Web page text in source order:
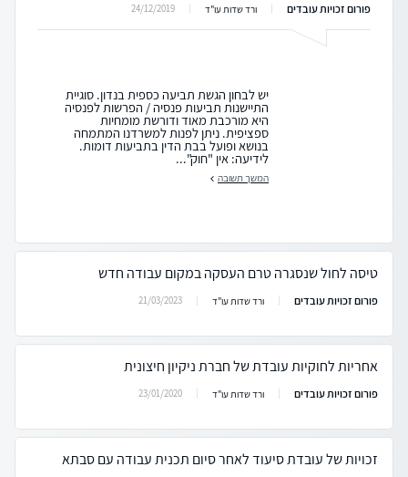
פורום זכויות עובדים ורד שדות עו"ד 24/12/2019
יש לבחון הגשת תביעה כספית בנדון. סוגיית
התיישנות תביעות פנסיה / הפרשות לפנסיה
היא מורכבת מאוד ודורשת מומחיות
ספציפית. ניתן לפנות למשרדנו המתמחה
בנושא ופועל בבת הדין בתביעות דומות.
לידיעה: אין "חוק"...
המשך תשובה
טיסה לחול שנסגרה טרם העסקה במקום עבודה חדש
פורום זכויות עובדים ורד שדות עו"ד 21/03/2023
אחריות לחוקיות עובדת של חברת ניקיון חיצונית
פורום זכויות עובדים ורד שדות עו"ד 23/01/2020
זכויות של עובדת סיעוד לאחר סיום תכנית עבודה עם סבתא